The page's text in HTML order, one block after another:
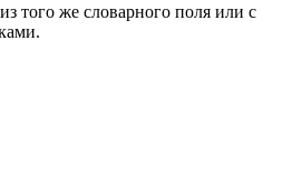
того же словарного поля или с